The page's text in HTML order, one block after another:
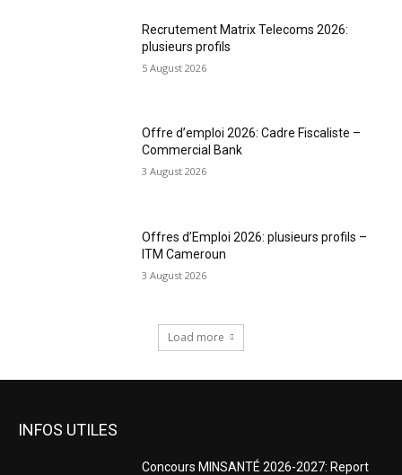
Recrutement Matrix Telecoms 2026:
plusieurs profils
5 August 2026
Offre d’emploi 2026: Cadre Fiscaliste –
Commercial Bank
3 August 2026
Offres d’Emploi 2026: plusieurs profils –
ITM Cameroun
3 August 2026
Load more
INFOS UTILES
Concours MINSANTÉ 2026-2027: Report